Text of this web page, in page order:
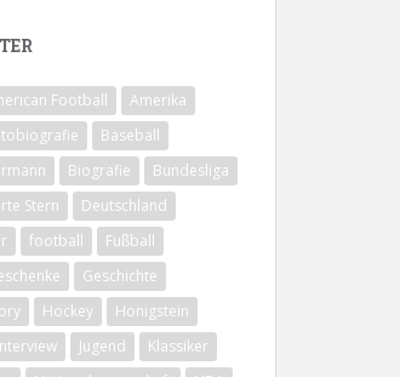
Football
Amerika
Baseball
Biografie
Bundesliga
Stern
Deutschland
football
Fußball
Geschichte
Hockey
Honigstein
Jugend
Klassiker